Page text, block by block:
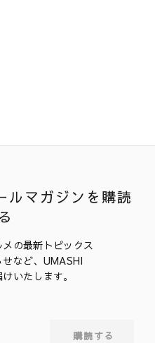
マガジンを購読
の最新トピックス
など、UMASHI
いたします。